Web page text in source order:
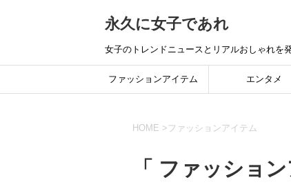
永久に女子であれ
女子のトレンドニュースとリアルおしゃれを
ファッションアイテム エンタメ
HOME > ファッションアイテム
「 ファッショ